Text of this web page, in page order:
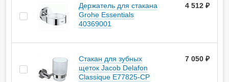
Держатель для стакана
Grohe Essentials
40369001
4 512
Стакан для зубных
щеток Jacob Delafon
Classique E77825-CP
7 050